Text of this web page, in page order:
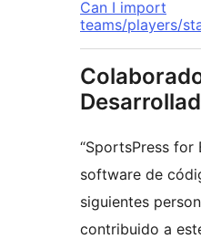
Can I import
teams/players/
“SportsPress for
software de
siguientes
contribuido a